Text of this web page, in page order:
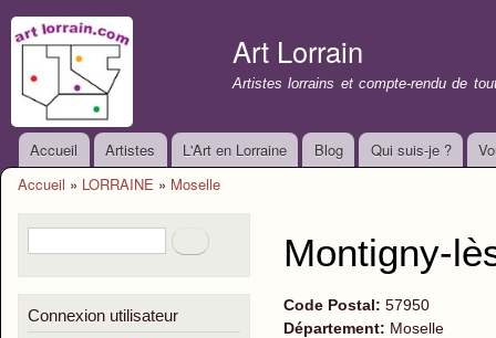
Art Lorrain
Artistes lorrains et compte-rendu de
Menu principal
Accueil Artistes L'Art en Lorraine Blog Qui suis-je ?
Accueil » LORRAINE » Moselle
Formulaire de rechercheRechercher
Connexion utilisateur
Montigny-
Code Postal: 57950
Département: Moselle